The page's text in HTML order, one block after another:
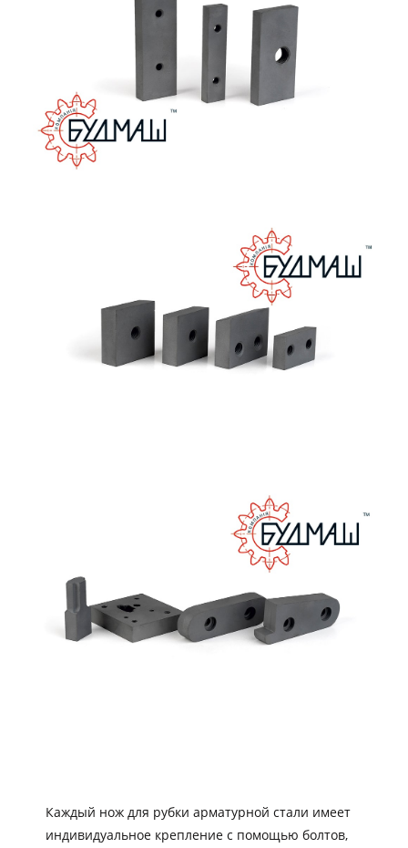
Каждый нож для рубки арматурной стали имеет
индивидуальное крепление с помощью болтов,